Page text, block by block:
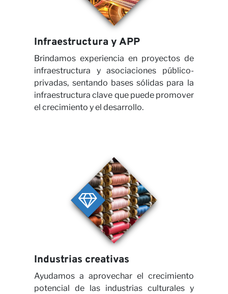
Infraestructura y APP
Brindamos experiencia en proyectos de
infraestructura y asociaciones público-
privadas, sentando bases sólidas para la
infraestructura clave que puede promover
el crecimiento y el desarrollo.
Industrias creativas
Ayudamos a aprovechar el crecimiento
potencial de las industrias culturales y